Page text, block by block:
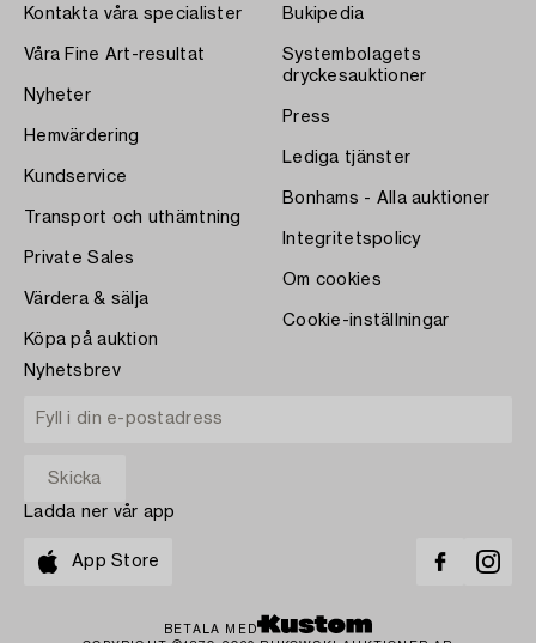
Kontakta våra specialister
Våra Fine Art-resultat
Nyheter
Hemvärdering
Kundservice
Transport och uthämtning
Private Sales
Värdera & sälja
Köpa på auktion
Bukipedia
Systembolagets
dryckesauktioner
Press
Lediga tjänster
Bonhams - Alla auktioner
Integritetspolicy
Om cookies
Cookie-inställningar
Nyhetsbrev
Ladda ner vår app
App Store
BETALA MED